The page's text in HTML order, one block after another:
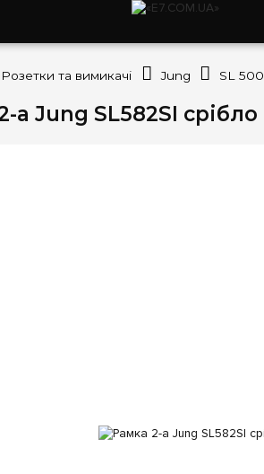
а Jung SL582SI срібло
Розетки та вимикачі Jung SL 500